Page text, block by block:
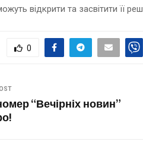
відкрити та засвітити її
0
“Вечірніх новин”